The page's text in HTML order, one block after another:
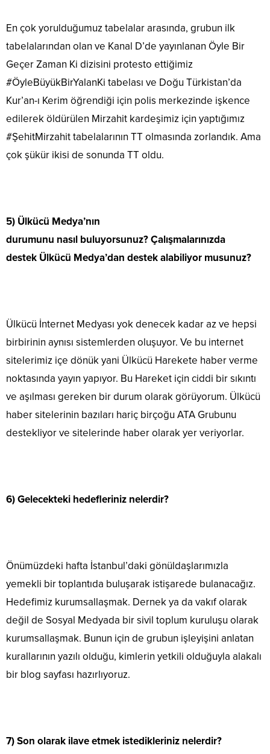
En çok yorulduğumuz tabelalar arasında, grubun ilk
tabelalarından olan ve Kanal D’de yayınlanan Öyle Bir
Geçer Zaman Ki dizisini protesto ettiğimiz
#ÖyleBüyükBirYalanKi tabelası ve Doğu Türkistan’da
Kur’an-ı Kerim öğrendiği için polis merkezinde işkence
edilerek öldürülen Mirzahit kardeşimiz için yaptığımız
#ŞehitMirzahit tabelalarının TT olmasında zorlandık. Ama
çok şükür ikisi de sonunda TT oldu.
5) Ülkücü Medya’nın
durumunu nasıl buluyorsunuz? Çalışmalarınızda
destek Ülkücü Medya’dan destek alabiliyor musunuz?
Ülkücü İnternet Medyası yok denecek kadar az ve hepsi
birbirinin aynısı sistemlerden oluşuyor. Ve bu internet
sitelerimiz içe dönük yani Ülkücü Harekete haber verme
noktasında yayın yapıyor. Bu Hareket için ciddi bir sıkıntı
ve aşılması gereken bir durum olarak görüyorum. Ülkücü
haber sitelerinin bazıları hariç birçoğu ATA Grubunu
destekliyor ve sitelerinde haber olarak yer veriyorlar.
6) Gelecekteki hedefleriniz nelerdir?
Önümüzdeki hafta İstanbul’daki gönüldaşlarımızla
yemekli bir toplantıda buluşarak istişarede bulanacağız.
Hedefimiz kurumsallaşmak. Dernek ya da vakıf olarak
değil de Sosyal Medyada bir sivil toplum kuruluşu olarak
kurumsallaşmak. Bunun için de grubun işleyişini anlatan
kurallarının yazılı olduğu, kimlerin yetkili olduğuyla alakalı
bir blog sayfası hazırlıyoruz.
7) Son olarak ilave etmek istedikleriniz nelerdir?